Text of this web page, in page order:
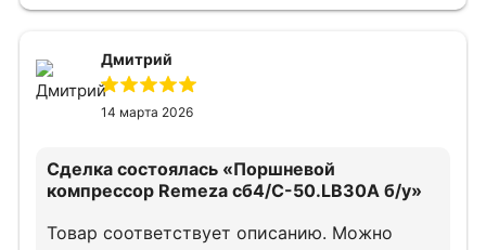
Дмитрий
14 марта 2026
Сделка состоялась «Поршневой
компрессор Remeza сб4/С-50.LB30A б/у»
Товар соответствует описанию. Можно